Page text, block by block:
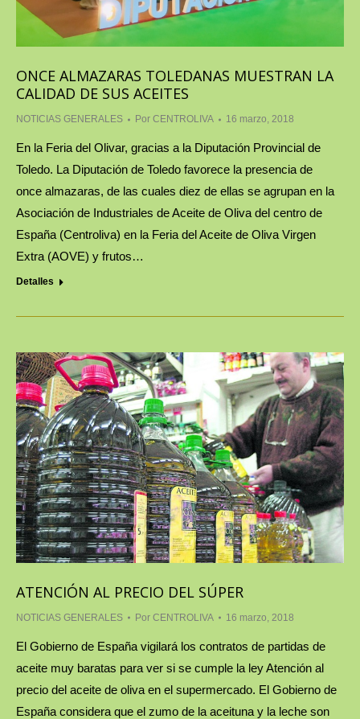
ONCE ALMAZARAS TOLEDANAS MUESTRAN LA
CALIDAD DE SUS ACEITES
NOTICIAS GENERALES Por CENTROLIVA 16 marzo, 2018
En la Feria del Olivar, gracias a la Diputación Provincial de
Toledo. La Diputación de Toledo favorece la presencia de
once almazaras, de las cuales diez de ellas se agrupan en la
Asociación de Industriales de Aceite de Oliva del centro de
España (Centroliva) en la Feria del Aceite de Oliva Virgen
Extra (AOVE) y frutos…
Detalles
ATENCIÓN AL PRECIO DEL SÚPER
NOTICIAS GENERALES Por CENTROLIVA 16 marzo, 2018
El Gobierno de España vigilará los contratos de partidas de
aceite muy baratas para ver si se cumple la ley Atención al
precio del aceite de oliva en el supermercado. El Gobierno de
España considera que el zumo de la aceituna y la leche son